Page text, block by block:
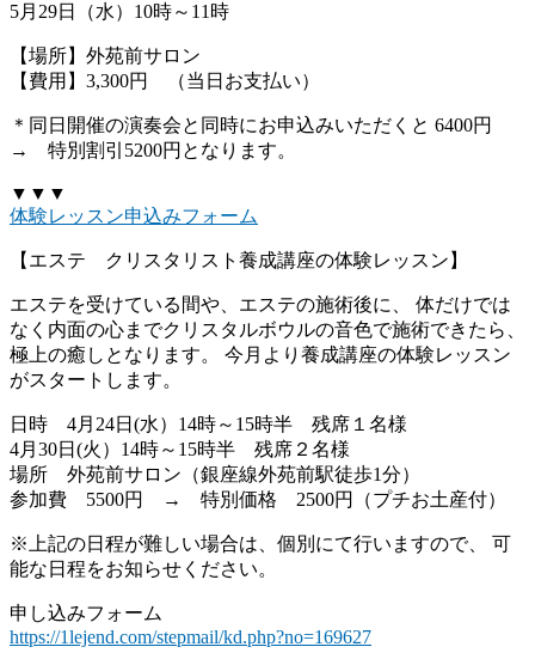
5月29日（水）10時～11時
【場所】外苑前サロン
【費用】3,300円 （当日お支払い）
＊同日開催の演奏会と同時にお申込みいただくと 6400円
→ 特別割引5200円となります。
▼▼▼
体験レッスン申込みフォーム
【エステ クリスタリスト養成講座の体験レッスン】
エステを受けている間や、エステの施術後に、 体だけでは
なく内面の心までクリスタルボウルの音色で施術できたら、
極上の癒しとなります。 今月より養成講座の体験レッスン
がスタートします。
日時 4月24日(水）14時～15時半 残席１名様
4月30日(火）14時～15時半 残席２名様
場所 外苑前サロン（銀座線外苑前駅徒歩1分）
参加費 5500円 → 特別価格 2500円（プチお土産付）
※上記の日程が難しい場合は、個別にて行いますので、 可
能な日程をお知らせください。
申し込みフォーム
https://1lejend.com/stepmail/kd.php?no=169627